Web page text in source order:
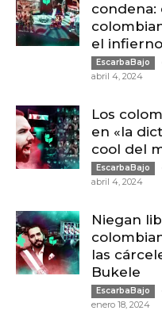
condena:
el
EscarbaBajo
abril 4, 2024
Los
en «la
cool del
EscarbaBajo
abril 4, 2024
Niegan
las
Bukele
EscarbaBajo
enero 18, 2024